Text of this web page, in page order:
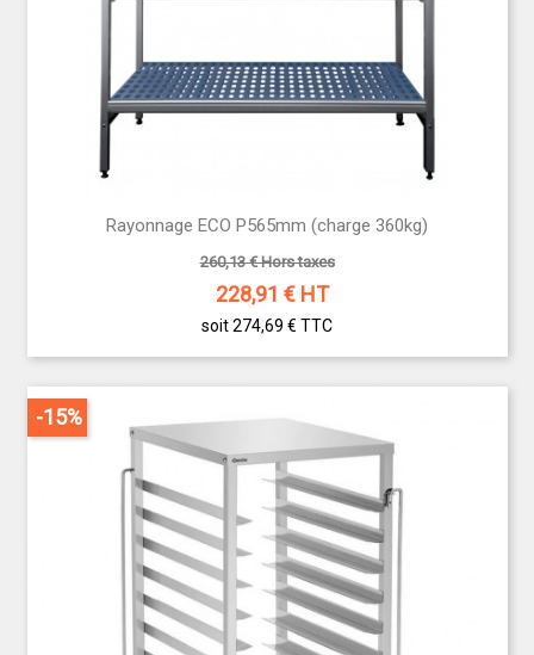
Rayonnage ECO P565mm (charge 360kg)
260,13 € Hors taxes
228,91 € HT
soit 274,69 € TTC
-15%